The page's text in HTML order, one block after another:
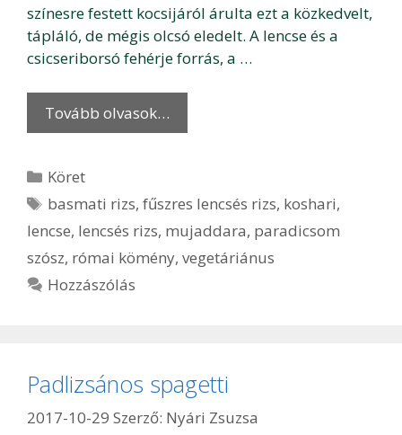
színesre festett kocsijáról árulta ezt a közkedvelt,
tápláló, de mégis olcsó eledelt. A lencse és a
csicseriborsó fehérje forrás, a …
Tovább olvasok…
Kategória
Köret
Címkék
basmati rizs,fűszres lencsés rizs, koshari,
lencse, lencsés rizs, mujaddara, paradicsom
szósz, római kömény, vegetáriánus
Hozzászólás
Padlizsános spagetti
2017-10-29 Szerző: Nyári Zsuzsa